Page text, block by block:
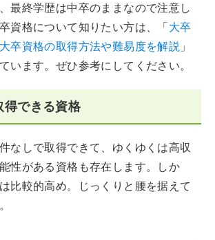
最終学歴は中卒のままなので注意し
資格について知りたい方は、「大卒
卒資格の取得方法や難易度を解説 」
います。ぜひ参考にしてください。
得できる資格
なしで取得できて、ゆくゆくは高収
性がある資格も存在します。しか
比較的高め。じっくりと腰を据えて